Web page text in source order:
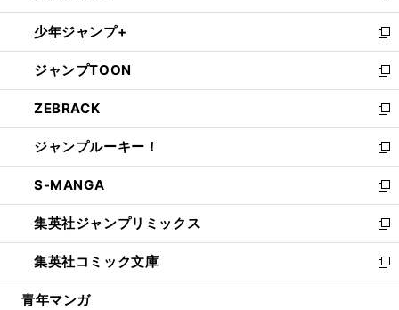
ウ
で
開
く
ン
ド
ウ
で
開
く
ウ
ィ
ン
ド
ウ
で
開
く
し
い
ウ
ィ
ン
ド
ウ
で
開
く
少年ジャンプ+
新
し
い
ウ
ィ
ン
ド
ウ
で
開
く
ジャンプTOON
新
し
い
ウ
ィ
ン
ド
ウ
で
開
く
ZEBRACK
新
し
い
ウ
ィ
ン
ド
ウ
で
開
ジャンプルーキー！
新
し
い
ウ
ィ
ン
ド
ウ
S-MANGA
新
し
い
ウ
ィ
ン
集英社ジャンプリミックス
新
し
い
ウ
集英社コミック文庫
新
し
青年マンガ